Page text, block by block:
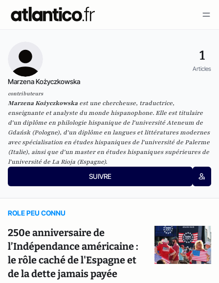
1
Articles
Marzena Kożyczkowska
contributeurs
Marzena Kożyczkowska est une chercheuse, traductrice,
enseignante et analyste du monde hispanophone. Elle est titulaire
d'un diplôme en philologie hispanique de l'université Ateneum de
Gdańsk (Pologne), d'un diplôme en langues et littératures modernes
avec spécialisation en études hispaniques de l'université de Palerme
(Italie), ainsi que d'un master en études hispaniques supérieures de
l'université de La Rioja (Espagne).
SUIVRE
ROLE PEU CONNU
250e anniversaire de
l’Indépendance américaine :
le rôle caché de l'Espagne et
de la dette jamais payée